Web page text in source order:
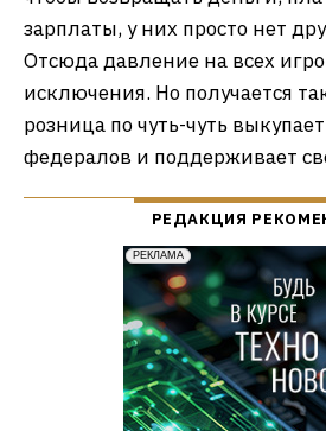
зарплаты, у них просто нет
Отсюда давление на всех
исключения. Но получается
розница по чуть-чуть
федералов и поддерживает